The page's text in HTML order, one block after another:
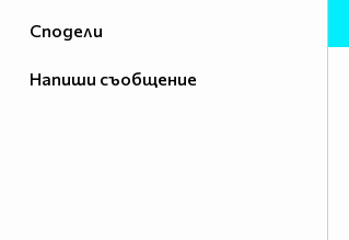
Сподели
Напиши съобщение